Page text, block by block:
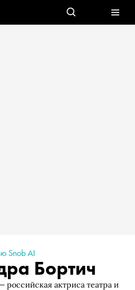
Snob AI
Бортич
российская актриса театра и